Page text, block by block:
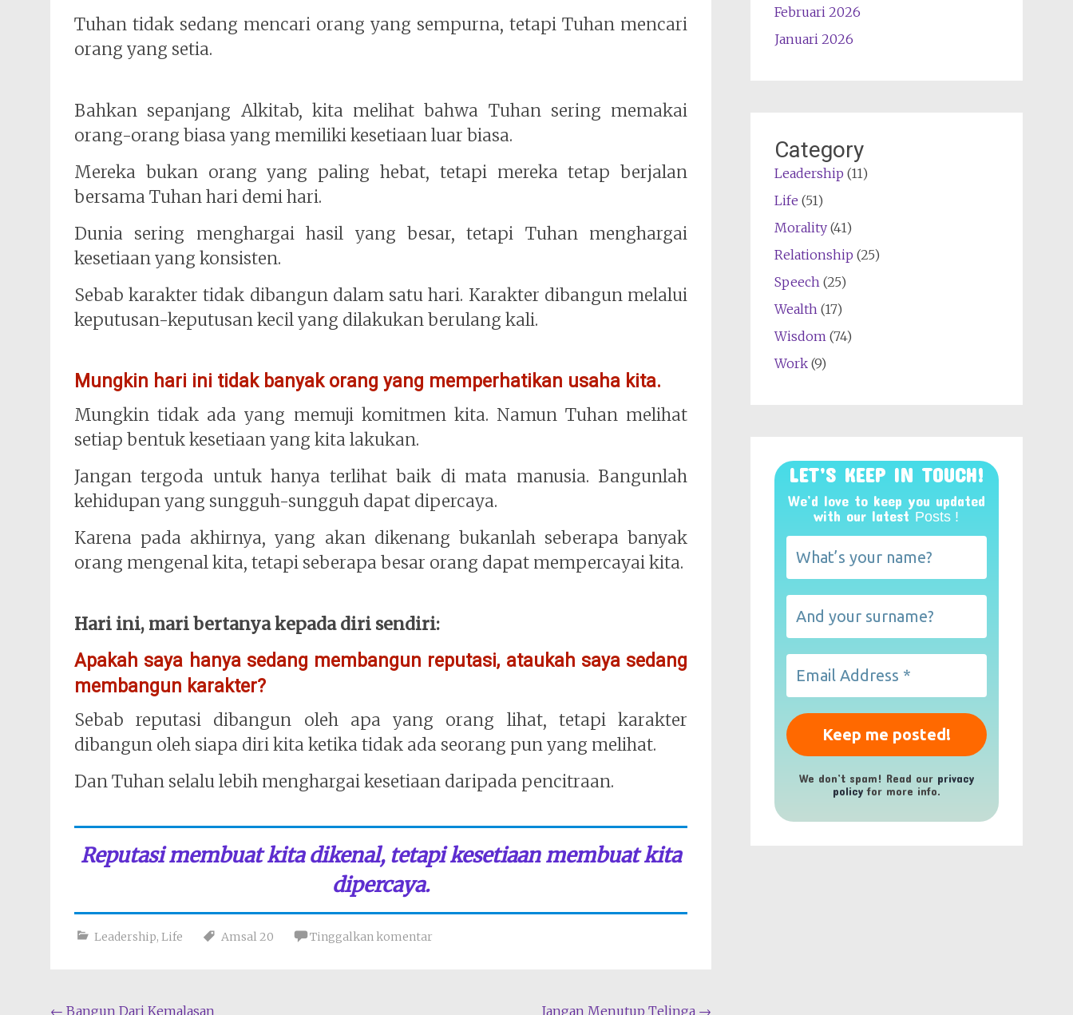
Tuhan tidak sedang mencari orang yang sempurna, tetapi Tuhan mencari
orang yang setia.
Bahkan sepanjang Alkitab, kita melihat bahwa Tuhan sering memakai
orang-orang biasa yang memiliki kesetiaan luar biasa.
Mereka bukan orang yang paling hebat, tetapi mereka tetap berjalan
bersama Tuhan hari demi hari.
Dunia sering menghargai hasil yang besar, tetapi Tuhan menghargai
kesetiaan yang konsisten.
Sebab karakter tidak dibangun dalam satu hari. Karakter dibangun melalui
keputusan-keputusan kecil yang dilakukan berulang kali.
Mungkin hari ini tidak banyak orang yang memperhatikan usaha kita.
Mungkin tidak ada yang memuji komitmen kita. Namun Tuhan melihat
setiap bentuk kesetiaan yang kita lakukan.
Jangan tergoda untuk hanya terlihat baik di mata manusia. Bangunlah
kehidupan yang sungguh-sungguh dapat dipercaya.
Karena pada akhirnya, yang akan dikenang bukanlah seberapa banyak
orang mengenal kita, tetapi seberapa besar orang dapat mempercayai kita.
Hari ini, mari bertanya kepada diri sendiri:
Apakah saya hanya sedang membangun reputasi, ataukah saya sedang
membangun karakter?
Sebab reputasi dibangun oleh apa yang orang lihat, tetapi karakter
dibangun oleh siapa diri kita ketika tidak ada seorang pun yang melihat.
Dan Tuhan selalu lebih menghargai kesetiaan daripada pencitraan.
Reputasi membuat kita dikenal, tetapi kesetiaan membuat kita
dipercaya.
Leadership, Life Amsal 20 Tinggalkan komentar
← Bangun Dari Kemalasan Jangan Menutup Telinga →
Februari 2026
Januari 2026
Category
Leadership (11)
Life (51)
Morality(41)
Relationship (25)
Speech (25)
Wealth (17)
Wisdom (74)
Work(9)
LET’S KEEP IN TOUCH!
We’d love to keep you updated
with our latest Posts !
We don’t spam! Read our privacy
policyfor more info.